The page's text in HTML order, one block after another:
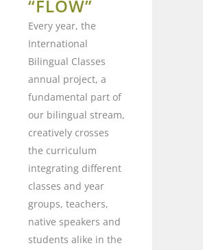
“FLOW”
Every year, the
International
Bilingual Classes
annual project, a
fundamental part of
our bilingual stream,
creatively crosses
the curriculum
integrating different
classes and year
groups, teachers,
native speakers and
students alike in the